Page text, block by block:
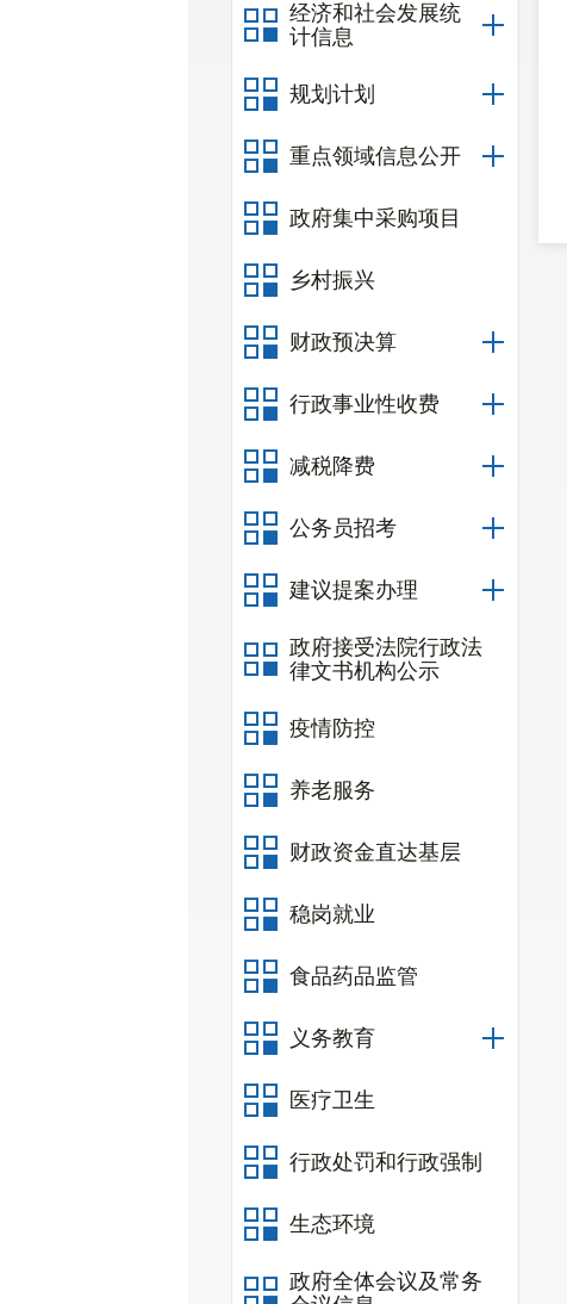
经济和社会发展统
计信息
规划计划
重点领域信息公开
政府集中采购项目
乡村振兴
财政预决算
行政事业性收费
减税降费
公务员招考
建议提案办理
政府接受法院行政法
律文书机构公示
疫情防控
养老服务
财政资金直达基层
稳岗就业
食品药品监管
义务教育
医疗卫生
行政处罚和行政强制
生态环境
政府全体会议及常务